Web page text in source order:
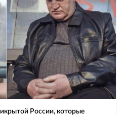
России, которые